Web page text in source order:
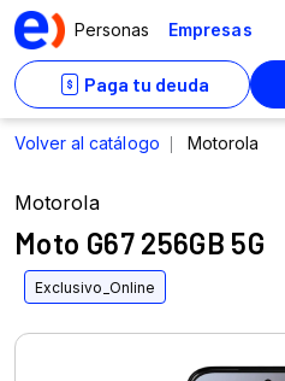
Motorola
Moto G67 256GB 5G